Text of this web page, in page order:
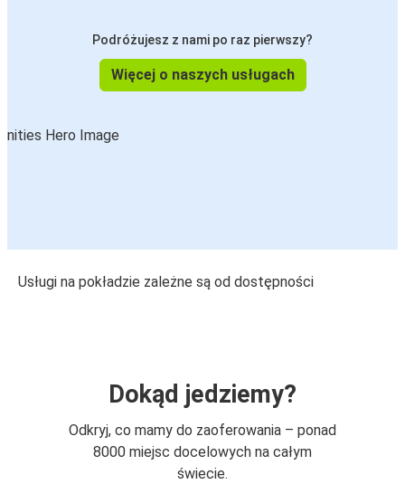
Podróżujesz z nami po raz pierwszy?
Więcej o naszych usługach
Usługi na pokładzie zależne są od dostępności
Dokąd jedziemy?
Odkryj, co mamy do zaoferowania – ponad
8000 miejsc docelowych na całym
świecie.